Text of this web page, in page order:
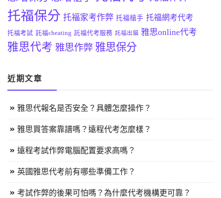
托福保分 托福家考作弊 托福槍手 托福網考代考
托福考試 託福cheating 託福代考服務 託福出貓 雅思online代考
雅思代考 雅思作弊 雅思保分
近期文章
雅思代報名是否安全？具體怎麼操作？
雅思買答案靠譜嗎？遠程代考怎麼樣？
遠程考試作弊電腦配置要求高嗎？
英國雅思代考前有哪些準備工作？
考試作弊的後果可怕嗎？為什麼代考機構更可靠？